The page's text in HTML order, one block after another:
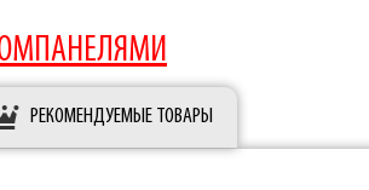
РЕКОМЕНДУЕМЫЕ ТОВАРЫ